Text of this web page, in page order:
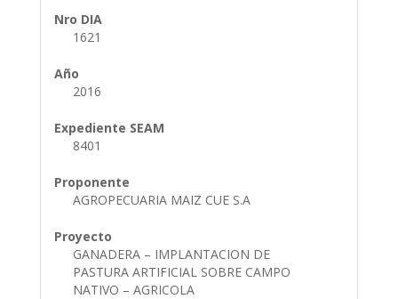
Nro DIA
1621
Año
2016
Expediente SEAM
8401
Proponente
AGROPECUARIA MAIZ CUE S.A
Proyecto
GANADERA – IMPLANTACION DE
PASTURA ARTIFICIAL SOBRE CAMPO
NATIVO – AGRICOLA